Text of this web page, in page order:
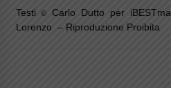
Testi© Carlo Dutto per
Lorenzo – Riproduzione Proibita